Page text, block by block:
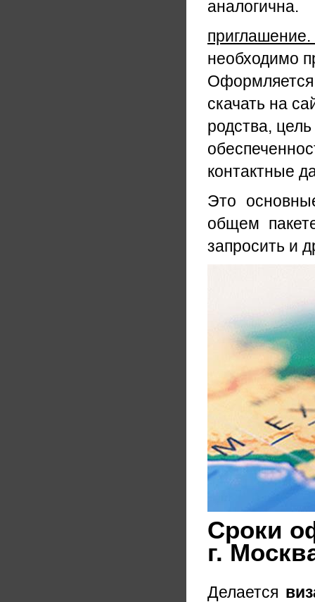
аналогична.
приглашение.
необходимо
Оформляется
скачать на
родства,
контактные
Это
общем
запросить и
Сроки
г.
Делается